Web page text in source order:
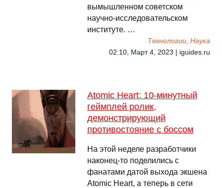
вымышленном советском
научно-исследовательском
институте. …
Технологии, Наука
02:10, Март 4, 2023 | iguides.ru
Atomic Heart: 10-минутный
геймплей ролик,
демонстрирующий
противостояние с боссом
На этой неделе разработчики
наконец-то поделились с
фанатами датой выхода экшена
Atomic Heart, а теперь в сети